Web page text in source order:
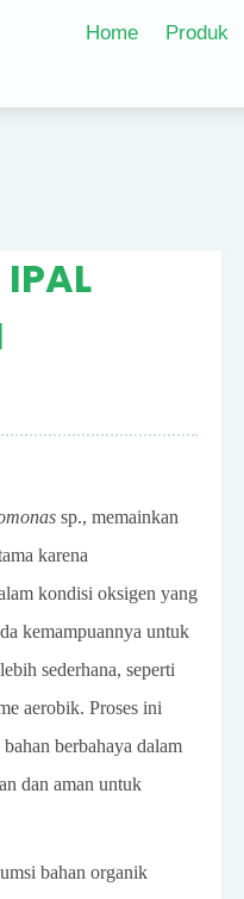
Home Produk
sp., memainkan
karena
kondisi oksigen yang
kemampuannya untuk
sederhana, seperti
aerobik. Proses ini
berbahaya dalam
dan aman untuk
bahan organik